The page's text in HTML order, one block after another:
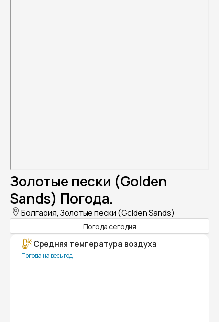
Золотые пески (Golden
Sands) Погода.
Болгария, Золотые пески (Golden Sands)
Погода сегодня
Средняя температура воздуха
Погода на весь год